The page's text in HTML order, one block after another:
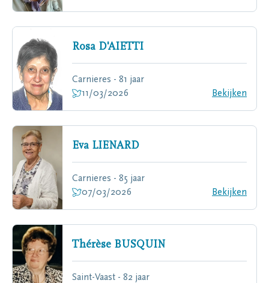
Rosa D'AIETTI
Carnieres - 81 jaar
11/03/2026
Bekijken
Eva LIENARD
Carnieres - 85 jaar
07/03/2026
Bekijken
Thérèse BUSQUIN
Saint-Vaast - 82 jaar